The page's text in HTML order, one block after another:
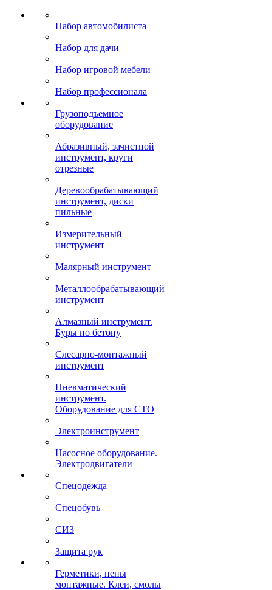
Набор автомобилиста
Набор для дачи
Набор игровой мебели
Набор профессионала
Грузоподъемное
оборудование
Абразивный, зачистной
инструмент, круги
отрезные
Деревообрабатывающий
инструмент, диски
пильные
Измерительный
инструмент
Малярный инструмент
Металлообрабатывающий
инструмент
Алмазный инструмент.
Буры по бетону
Слесарно-монтажный
инструмент
Пневматический
инструмент.
Оборудование для СТО
Электроинструмент
Насосное оборудование.
Электродвигатели
Спецодежда
Спецобувь
СИЗ
Защита рук
Герметики, пены
монтажные. Клеи, смолы